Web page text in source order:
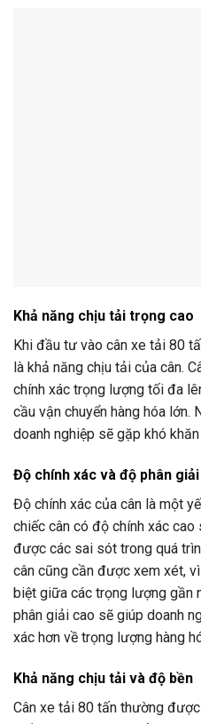
Khả năng chịu tải trọng cao
Khi đầu tư vào cân xe tải 80
là khả năng chịu tải của cân.
chính xác trọng lượng tối đa
cầu vận chuyển hàng hóa lớn.
doanh nghiệp sẽ gặp khó
Độ chính xác và độ phân giải
Độ chính xác của cân là một
chiếc cân có độ chính xác cao
được các sai sót trong quá
cân cũng cần được xem xét,
biệt giữa các trọng lượng gần
phân giải cao sẽ giúp doanh
xác hơn về trọng lượng hàng
Khả năng chịu tải và độ bền
Cân xe tải 80 tấn thường